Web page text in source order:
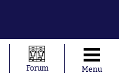
Forum Menu